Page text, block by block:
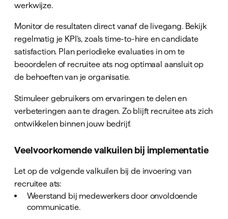
werkwijze.
Monitor de resultaten direct vanaf de livegang. Bekijk
regelmatig je KPI’s, zoals time-to-hire en candidate
satisfaction. Plan periodieke evaluaties in om te
beoordelen of recruitee ats nog optimaal aansluit op
de behoeften van je organisatie.
Stimuleer gebruikers om ervaringen te delen en
verbeteringen aan te dragen. Zo blijft recruitee ats zich
ontwikkelen binnen jouw bedrijf.
Veelvoorkomende valkuilen bij implementatie
Let op de volgende valkuilen bij de invoering van
recruitee ats:
Weerstand bij medewerkers door onvoldoende
communicatie.